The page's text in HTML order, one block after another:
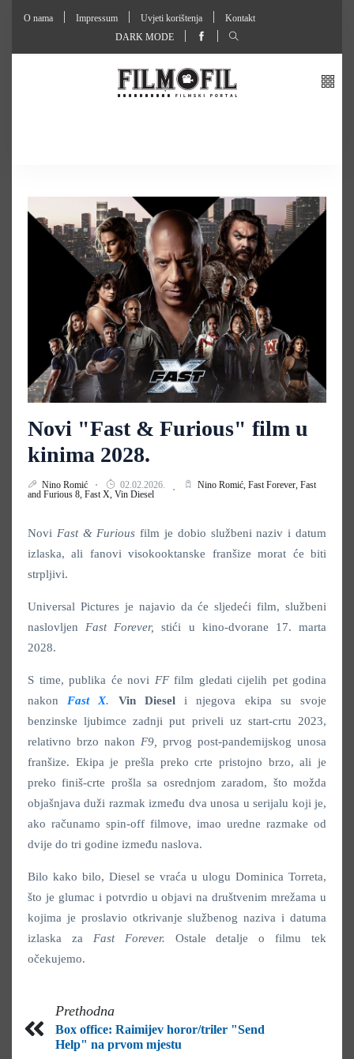
O nama Impressum Uvjeti korištenja
Kontakt
DARK MODE
Novi "Fast & Furious" film u
kinima 2028.
Nino Romić 02.02.2026. Nino Romić, Fast Forever, Fast
and Furious 8, Fast X, Vin Diesel
Novi Fast & Furiousfilm je dobio službeni naziv i datum
izlaska, ali fanovi visokooktanske franšize morat će biti
strpljivi.
Universal Pictures je najavio da će sljedeći film, službeni
naslovljen Fast Forever,
stići u kino-dvorane 17. marta
2028.
S time, publika će novi FF film gledati cijelih pet godina
nakon Fast X. Vin Dieseli njegova ekipa su svoje
benzinske ljubimce zadnji put priveli uz start-crtu 2023,
relativno brzo nakon F9, prvog post-pandemijskog unosa
franšize. Ekipa je prešla preko crte pristojno brzo, ali je
preko finiš-crte prošla sa osrednjom zaradom, što možda
objašnjava duži razmak između dva unosa u serijalu koji je,
ako računamo spin-off filmove, imao uredne razmake od
dvije do tri godine između naslova.
Bilo kako bilo, Diesel se vraća u ulogu Dominica Torreta,
što je glumac i potvrdio u objavi na društvenim mrežama u
kojima je proslavio otkrivanje službenog naziva i datuma
izlaska za Fast Forever. Ostale detalje o filmu tek
očekujemo.
Prethodna
Box office: Raimijev horor/triler "Send
Help" na prvom mjestu